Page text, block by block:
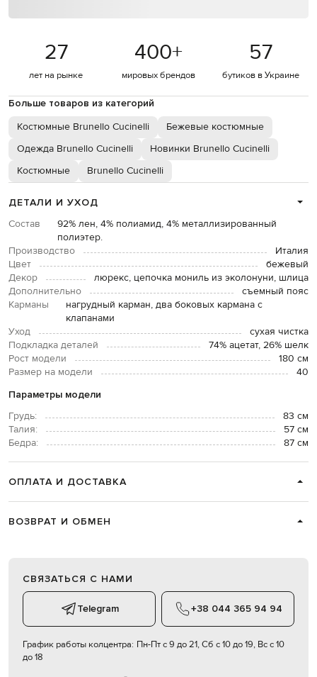
27
лет на рынке
400+
мировых брендов
57
бутиков в Украине
Больше товаров из категорий
Костюмные Brunello Cucinelli
Бежевые костюмные
Одежда Brunello Cucinelli
Новинки Brunello Cucinelli
Костюмные
Brunello Cucinelli
ДЕТАЛИ И УХОД
Состав
92% лен, 4% полиамид, 4% металлизированный
полиэтер.
Производство
Италия
Цвет
бежевый
Декор
люрекс, цепочка мониль из эколонуни, шлица
Дополнительно
съемный пояс
Карманы
нагрудный карман, два боковых кармана с
клапанами
Уход
сухая чистка
Подкладка деталей
74% ацетат, 26% шелк
Рост модели
180 см
Размер на модели
40
Параметры модели
Грудь:
83 см
Талия:
57 см
Бедра:
87 см
ОПЛАТА И ДОСТАВКА
ВОЗВРАТ И ОБМЕН
СВЯЗАТЬСЯ С НАМИ
Telegram +38 044 365 94 94
График работы колцентра: Пн-Пт с 9 до 21, Сб с 10 до 19, Вс с 10
до 18